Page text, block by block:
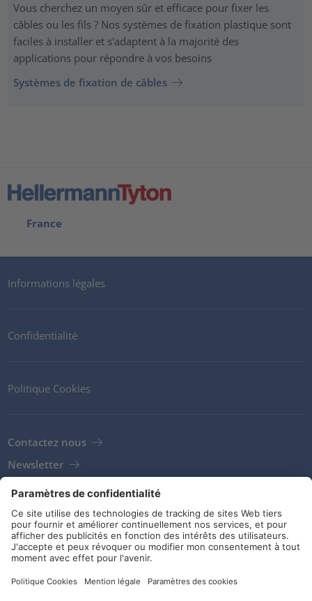
Vous cherchez un moyen sûr et efficace pour fixer les
câbles ou les fils ? Nos systèmes de fixation plastique sont
faciles à installer et s'adaptent à la majorité des
applications pour répondre à vos besoins
Systèmes de fixation de câbles
France
Informations légales
Confidentialité
Politique Cookies
Contactez nous
Newsletter
Clients
Fournisseurs
Conditions de stockage
Réseaux sociaux